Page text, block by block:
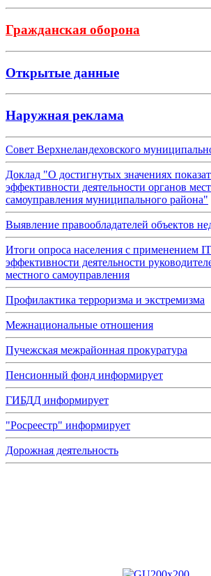
Гражданская оборона
Открытые данные
Наружная реклама
Совет Верхнеландеховского
Доклад "О достигнутых значениях
эффективности деятельности органов
самоуправления муниципального района"
Выявление правообладателей объектов
Итоги опроса населения с применением
эффективности деятельности
местного самоуправления
Профилактика терроризма и экстремизма
Межнациональные отношения
Пучежская межрайонная прокуратура
Пенсионный фонд информирует
ГИБДД информирует
"Росреестр" информирует
Дорожная деятельность